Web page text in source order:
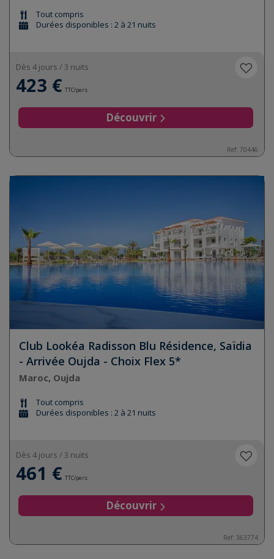
Tout compris
Durées disponibles : 2 à 21 nuits
Dès 4 jours / 3 nuits
423 € TTC/pers.
Découvrir
Ref: 70446
Club Lookéa Radisson Blu Résidence, Saïdia
- Arrivée Oujda - Choix Flex 5*
Maroc, Oujda
Tout compris
Durées disponibles : 2 à 21 nuits
Dès 4 jours / 3 nuits
461 € TTC/pers.
Découvrir
Ref: 363774